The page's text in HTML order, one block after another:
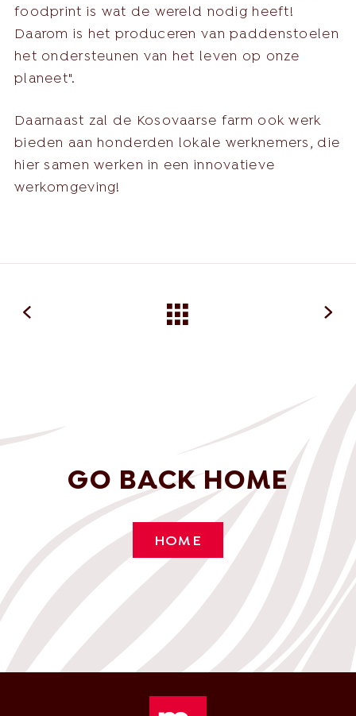
foodprint is wat de wereld nodig heeft!
Daarom is het produceren van paddenstoelen
het ondersteunen van het leven op onze
planeet".
Daarnaast zal de Kosovaarse farm ook werk
bieden aan honderden lokale werknemers, die
hier samen werken in een innovatieve
werkomgeving!
GO BACK HOME
HOME